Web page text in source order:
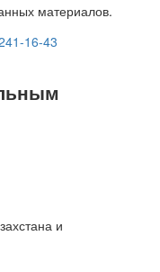
материалов.
16-43
и